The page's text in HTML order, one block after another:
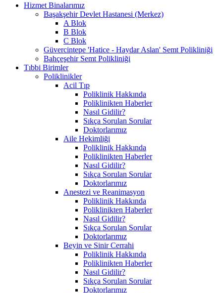
Hizmet Binalarımız
Başakşehir Devlet Hastanesi (Merkez)
A Blok
B Blok
C Blok
Güvercintepe 'Hatice - Haydar Aslan' Semt Polikliniği
Bahçeşehir Semt Polikliniği
Tıbbi Birimler
Poliklinikler
Acil Tıp
Poliklinik Hakkında
Poliklinikten Haberler
Nasıl Gidilir?
Sıkça Sorulan Sorular
Doktorlarımız
Aile Hekimliği
Poliklinik Hakkında
Poliklinikten Haberler
Nasıl Gidilir?
Sıkça Sorulan Sorular
Doktorlarımız
Anestezi ve Reanimasyon
Poliklinik Hakkında
Poliklinikten Haberler
Nasıl Gidilir?
Sıkça Sorulan Sorular
Doktorlarımız
Beyin ve Sinir Cerrahi
Poliklinik Hakkında
Poliklinikten Haberler
Nasıl Gidilir?
Sıkça Sorulan Sorular
Doktorlarımız